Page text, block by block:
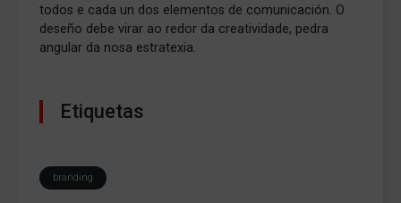
todos e cada un dos elementos de comunicación. O
deseño debe virar ao redor da creatividade, pedra
angular da nosa estratexia.
Etiquetas
branding